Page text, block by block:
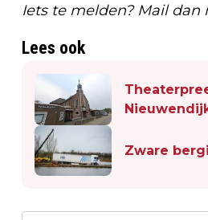
Iets te melden? Mail dan
Lees ook
Zware